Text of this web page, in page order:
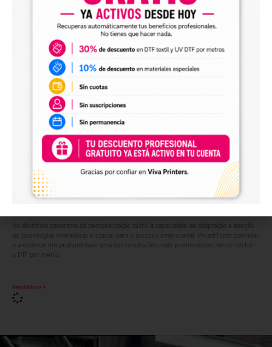
DTF por metro, a melhor solução para as empresas
14 de enero de 2024 No hay comentarios
No dinâmico panorama da personalização têxtil, a capacidade de adaptação e adoção
de tecnologias inovadoras é crucial para o sucesso empresarial. Vivadtf.com convida-
o a explorar em profundidade uma das revoluções mais proeminentes neste sector:
o DTF por metro.
Read More >